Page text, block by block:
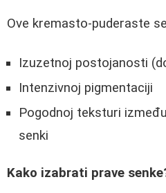
Ove kremasto-puderaste
Izuzetnoj postojanosti
Intenzivnoj pigmentaciji
Pogodnoj teksturi
senki
Kako izabrati prave